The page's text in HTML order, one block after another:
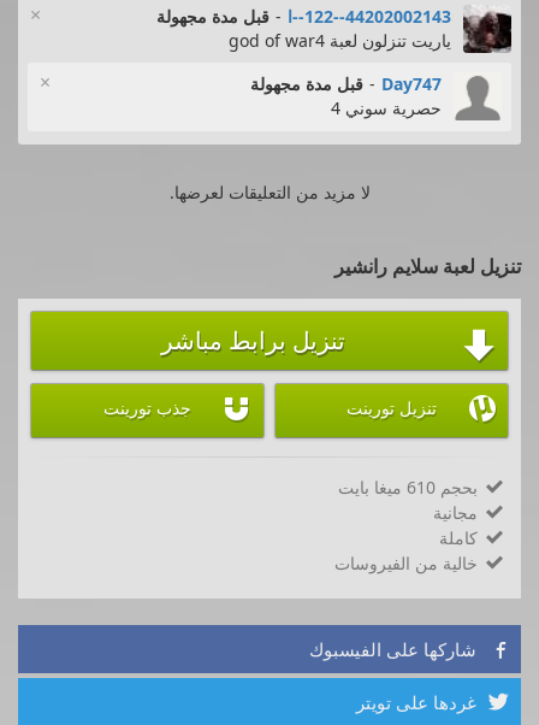
× 44202002143--122--ا - قبل مدة مجهولة
ياريت تنزلون لعبة god of war4
× Day747
- قبل مدة مجهولة
حصرية سوني 4
لا مزيد من التعليقات لعرضها.
تنزيل لعبة سلايم رانشير
 تنزيل برابط مباشر
 تنزيل تورينت  جذب تورينت
 بحجم 610 ميغا بايت
 مجانية
 كاملة
 خالية من الفيروسات
 شاركها على الفيسبوك
 غردها على تويتر